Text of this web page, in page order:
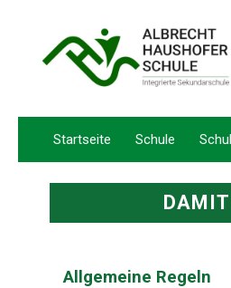
Startseite Schule
DAMIT
Allgemeine Regeln